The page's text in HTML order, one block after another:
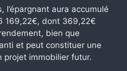
l’épargnant aura accumulé
169,22€, dont 369,22€
bien que
et peut constituer une
projet immobilier futur.